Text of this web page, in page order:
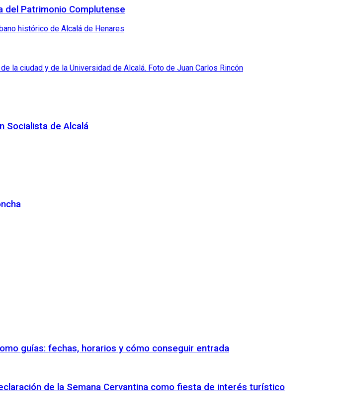
del Patrimonio Complutense
Socialista de Alcalá
guías: fechas, horarios y cómo conseguir entrada
de la Semana Cervantina como fiesta de interés turístico